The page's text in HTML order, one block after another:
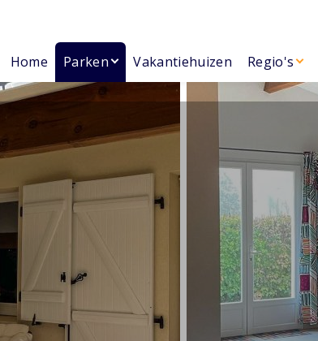
Home Parken Vakantiehuizen Regio's